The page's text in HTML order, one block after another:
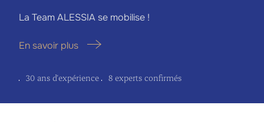
La Team ALESSIA se mobilise !
En savoir plus
30 ans d'expérience 8 experts confirmés